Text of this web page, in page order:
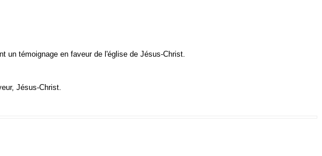
un témoignage en faveur de l'église de Jésus-Christ.
Jésus-Christ.